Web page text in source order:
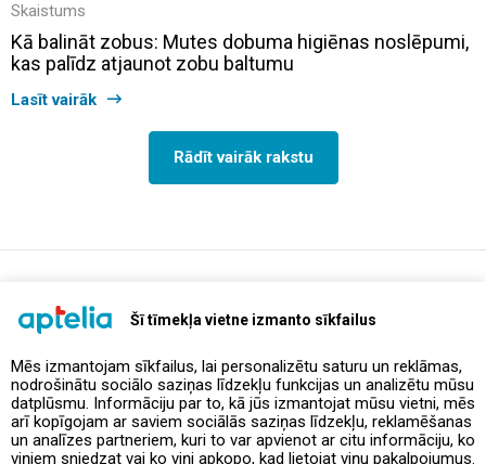
Šī tīmekļa vietne izmanto sīkfailus
Mēs izmantojam sīkfailus, lai personalizētu saturu un reklāmas,
nodrošinātu sociālo saziņas līdzekļu funkcijas un analizētu mūsu
datplūsmu. Informāciju par to, kā jūs izmantojat mūsu vietni, mēs
arī kopīgojam ar saviem sociālās saziņas līdzekļu, reklamēšanas
un analīzes partneriem, kuri to var apvienot ar citu informāciju, ko
viņiem sniedzat vai ko viņi apkopo, kad lietojat viņu pakalpojumus.
Skaistums
Kā balināt zobus: Mutes dobuma higiēnas noslēpumi,
kas palīdz atjaunot zobu baltumu
Lasīt vairāk
Rādīt vairāk rakstu
Piedāvājumi un akcijas
Kontakti